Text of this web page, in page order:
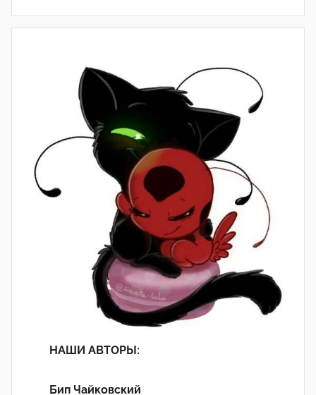
НАШИ АВТОРЫ:
Бип Чайковский